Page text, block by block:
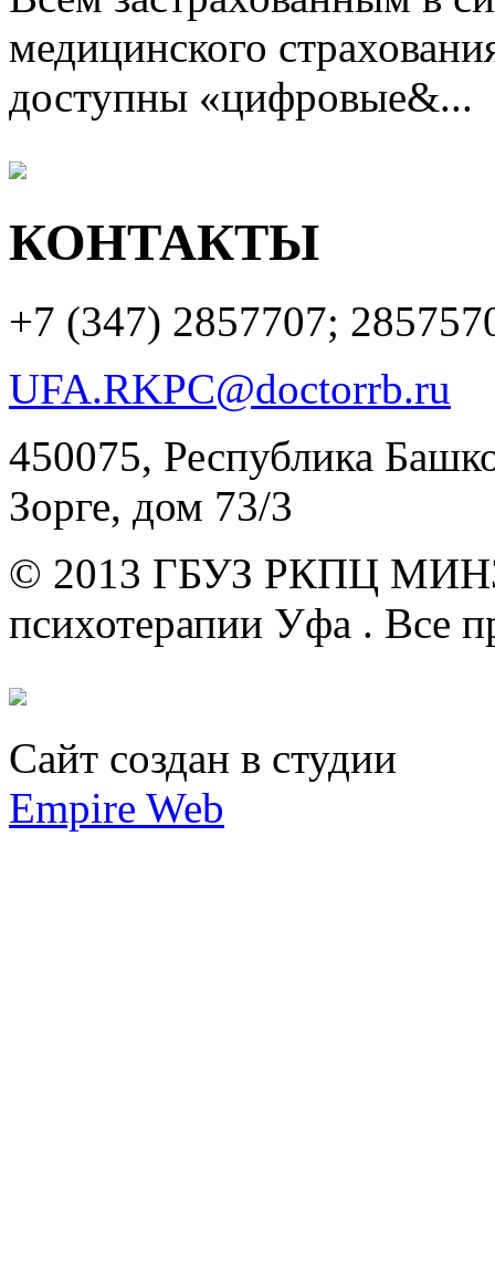
медицинского
доступны «цифровые&...
КОНТАКТЫ
+7 (347) 2857707;
UFA.RKPC@doctorrb.ru
450075, Республика
Зорге, дом 73/3
© 2013 ГБУЗ РКПЦ
психотерапии Уфа . Все
Сайт создан в студии
Empire Web